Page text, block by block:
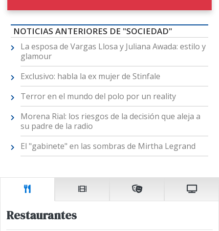
NOTICIAS ANTERIORES DE "SOCIEDAD"
La esposa de Vargas Llosa y Juliana Awada: estilo y
glamour
Exclusivo: habla la ex mujer de Stinfale
Terror en el mundo del polo por un reality
Morena Rial: los riesgos de la decisión que aleja a
su padre de la radio
El "gabinete" en las sombras de Mirtha Legrand
Restaurantes